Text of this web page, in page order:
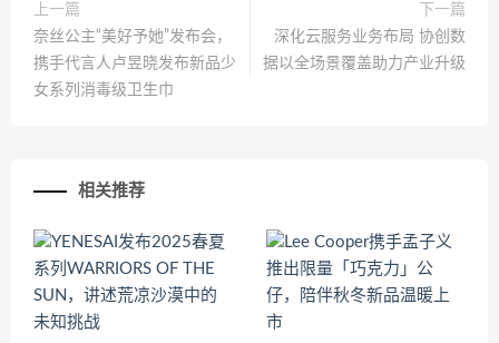
上一篇
奈丝公主“美好予她”发布会，
携手代言人卢昱晓发布新品少
女系列消毒级卫生巾
下一篇
深化云服务业务布局 协创数
据以全场景覆盖助力产业升级
相关推荐